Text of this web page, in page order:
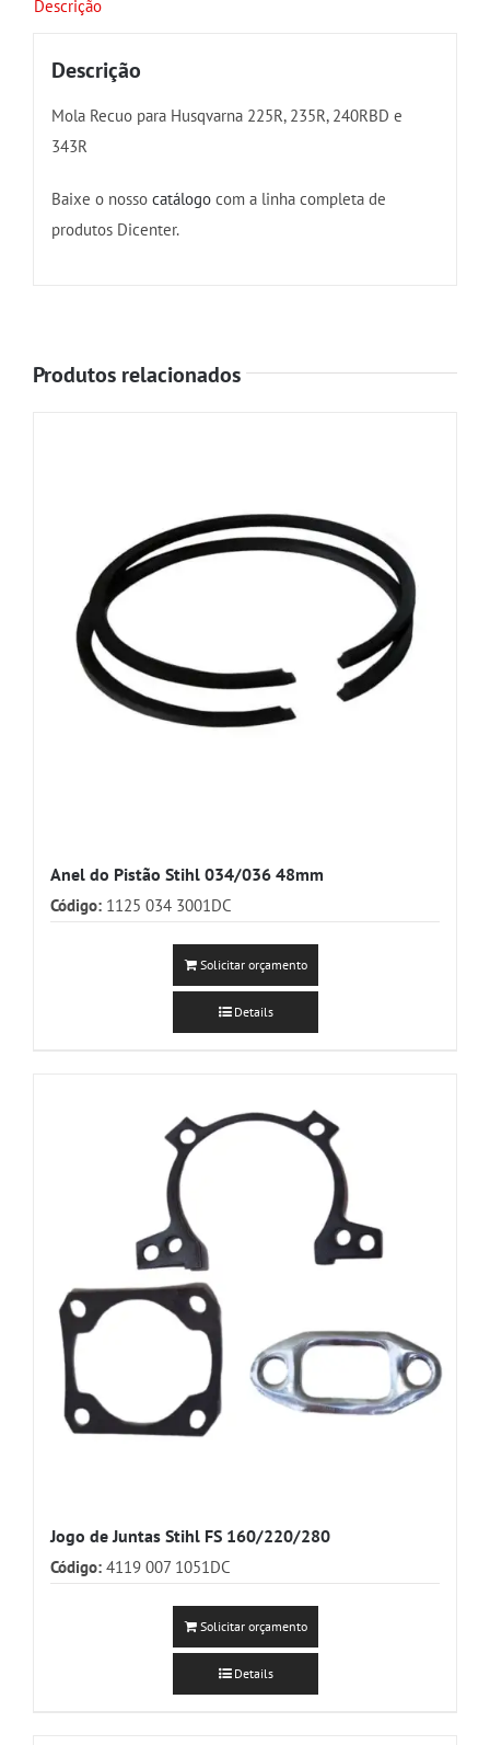
Descrição
Descrição
Mola Recuo para Husqvarna 225R, 235R, 240RBD e
343R
Baixe o nosso catálogocom a linha completa de
produtos Dicenter.
Produtos relacionados
Anel do Pistão Stihl 034/036 48mm
Código: 1125 034 3001DC
Solicitar orçamento
Details
Jogo de Juntas Stihl FS 160/220/280
Código: 4119 007 1051DC
Solicitar orçamento
Details